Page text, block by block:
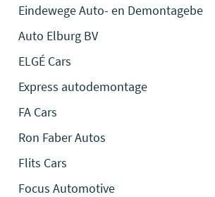
Eindewege Auto- en Demontagebe
Auto Elburg BV
ELGÉ Cars
Express autodemontage
FA Cars
Ron Faber Autos
Flits Cars
Focus Automotive